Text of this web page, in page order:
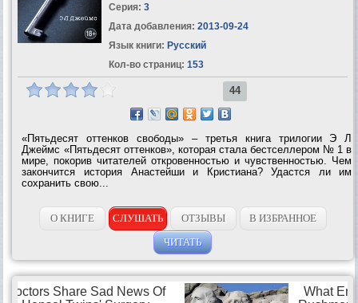
Серия: 3
Дата добавления: 2013-09-24
Язык книги: Русский
Кол-во страниц: 153
44
«Пятьдесят оттенков свободы» – третья книга трилогии Э Л
Джеймс «Пятьдесят оттенков», которая стала бестселлером № 1 в
мире, покорив читателей откровенностью и чувственностью. Чем
закончится история Анастейши и Кристиана? Удастся ли им
сохранить свою...
О КНИГЕ СЛУШАТЬ ОТЗЫВЫ
В ИЗБРАННОЕ
ЧИТАТЬ